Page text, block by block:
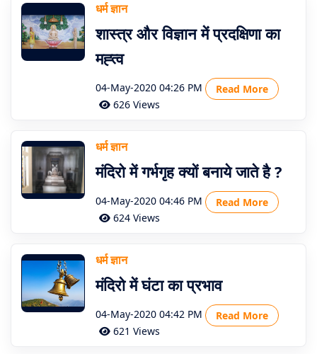
धर्म ज्ञान
शास्त्र और विज्ञान में प्रदक्षिणा का
मह्त्व
04-May-2020 04:26 PM
Read More
626 Views
धर्म ज्ञान
मंदिरो में गर्भगृह क्यों बनाये जाते है ?
04-May-2020 04:46 PM
Read More
624 Views
धर्म ज्ञान
मंदिरो में घंटा का प्रभाव
04-May-2020 04:42 PM
Read More
621 Views